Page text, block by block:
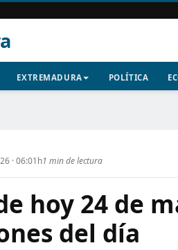
EXTREMADURA POLÍTICA
· 06:01h1 min de lectura
hoy 24 de
del día